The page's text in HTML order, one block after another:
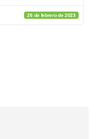
26 de febrero de 2023